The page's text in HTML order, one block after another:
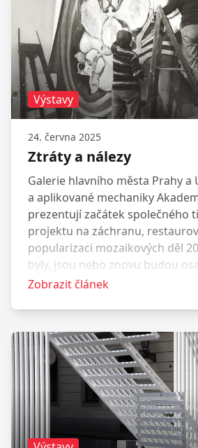
Výstavy
24. června 2025
Ztráty a nálezy
Galerie hlavního města Prahy a
a aplikované mechaniky
prezentují začátek společného
projektu na záchranu,
popularizaci mozaikových děl
byly, jsou nebo znovu budou
veřejném prostoru Prahy.
Zobrazit článek